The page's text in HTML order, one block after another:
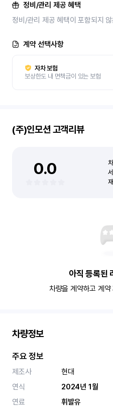
정비/관리 제공 혜택
정비/관리 제공 혜택이 포함되지
계약 선택사항
자차 보험
보상한도 내 면책금이 있는 보험
(주)인모션고객리뷰
0.0
아직 등록된
차량을 계약하고 계
차량정보
주요 정보
제조사
현대
연식
2024년 1월
연료
휘발유